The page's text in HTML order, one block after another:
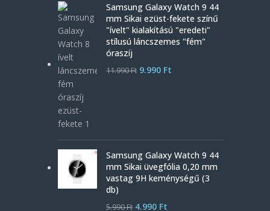
Samsung Galaxy Watch 9 44
mm Sikai ezüst-fekete színű
"ívelt" kialakítású "eredeti"
stílusú láncszemes "fém"
óraszíj
11.990Ft 9.990 Ft
Samsung Galaxy Watch 9 44
mm Sikai üvegfólia 0,20 mm
vastag 9H keménységű (3
db)
5.990Ft 4.990 Ft